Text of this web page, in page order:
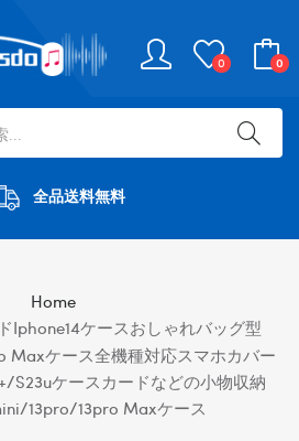
0 0
全品送料無料
Home
iphone14ケースおしゃれバッグ型
Maxケース全機種対応スマホカバー
ケースカードなどの小物収納
13pro/13pro Maxケース